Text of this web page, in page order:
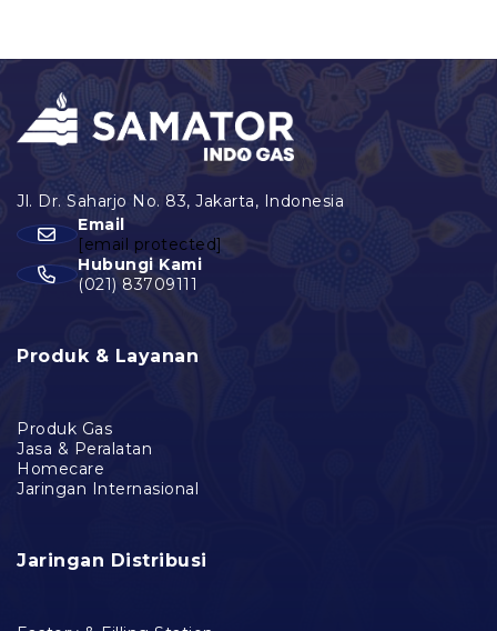
Email
[email protected]
Hubungi Kami
(021) 83709111
Produk & Layanan
Produk Gas
Jasa & Peralatan
Homecare
Jaringan Internasional
Jaringan Distribusi